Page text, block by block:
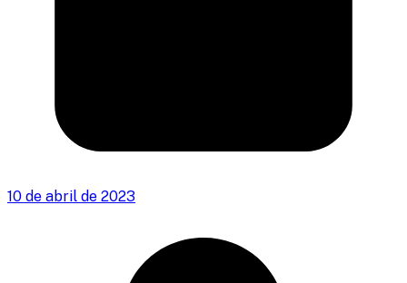
10 de abril de 2023